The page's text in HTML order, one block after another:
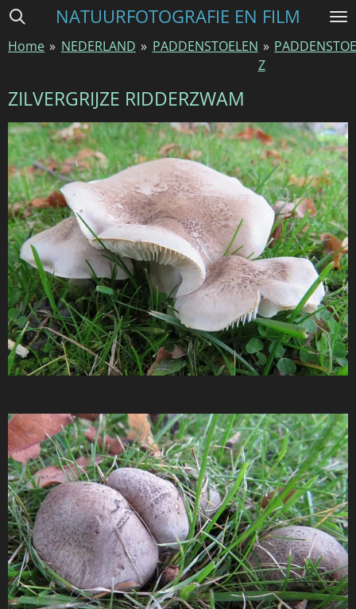
Ga
naar
hoofdinhoud
NATUURFOTOGRAFIE EN FILM
Home » NEDERLAND » PADDENSTOELEN »
Z
ZILVERGRIJZE RIDDERZWAM